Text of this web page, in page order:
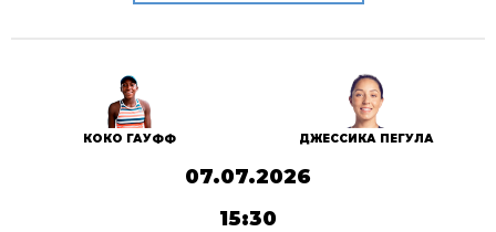
КОКО ГАУФФ ДЖЕССИКА ПЕГУЛА
07.07.2026
15:30